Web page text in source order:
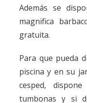
Además se
magnifica
gratuita.
Para que pueda
piscina y en su
cesped,
tumbonas y si